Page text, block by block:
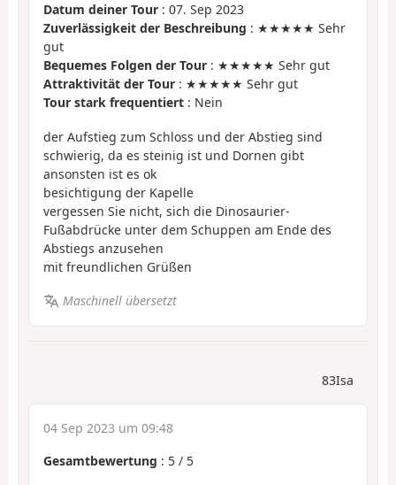
Datum deiner Tour : 07. Sep 2023
Zuverlässigkeit der Beschreibung : ★★★★★ Sehr
gut
Bequemes Folgen der Tour : ★★★★★ Sehr gut
Attraktivität der Tour : ★★★★★ Sehr gut
Tour stark frequentiert : Nein
der Aufstieg zum Schloss und der Abstieg sind
schwierig, da es steinig ist und Dornen gibt
ansonsten ist es ok
besichtigung der Kapelle
vergessen Sie nicht, sich die Dinosaurier-
Fußabdrücke unter dem Schuppen am Ende des
Abstiegs anzusehen
mit freundlichen Grüßen
Maschinell übersetzt
83Isa
04 Sep 2023 um 09:48
Gesamtbewertung : 5 / 5